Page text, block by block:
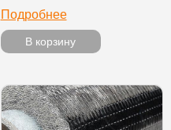
Подробнее
В корзину